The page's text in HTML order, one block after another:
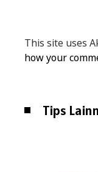
This site uses
how your
Tips